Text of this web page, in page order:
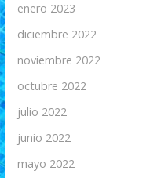
enero 2023
diciembre 2022
noviembre 2022
octubre 2022
julio 2022
junio 2022
mayo 2022